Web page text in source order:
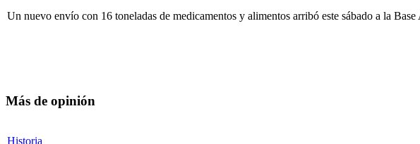
Un nuevo envío con 16 toneladas de medicamentos y alimentos arribó este sábado a la
Más de opinión
Historia